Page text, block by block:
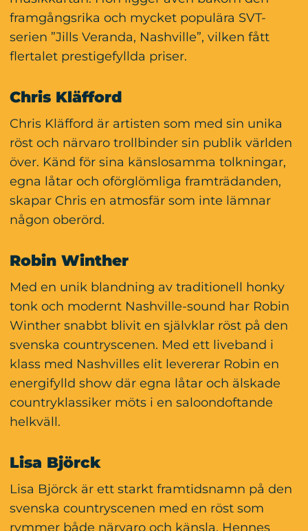
framgångsrika och mycket populära SVT-
serien ”Jills Veranda, Nashville”, vilken fått
flertalet prestigefyllda priser.
Chris Kläfford
Chris Kläfford är artisten som med sin unika
röst och närvaro trollbinder sin publik världen
över. Känd för sina känslosamma tolkningar,
egna låtar och oförglömliga framträdanden,
skapar Chris en atmosfär som inte lämnar
någon oberörd.
Robin Winther
Med en unik blandning av traditionell honky
tonk och modernt Nashville-sound har Robin
Winther snabbt blivit en självklar röst på den
svenska countryscenen. Med ett liveband i
klass med Nashvilles elit levererar Robin en
energifylld show där egna låtar och älskade
countryklassiker möts i en saloondoftande
helkväll.
Lisa Björck
Lisa Björck är ett starkt framtidsnamn på den
svenska countryscenen med en röst som
rymmer både närvaro och känsla. Hennes